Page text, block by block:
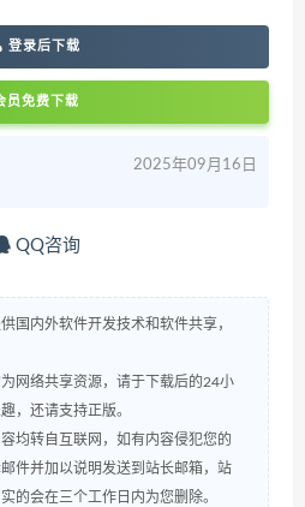
登录后下载
员免费下载
2025年09月16日
QQ咨询
国内外软件开发技术和软件共享，
网络共享资源，请于下载后的24小
，还请支持正版。
均转自互联网，如有内容侵犯您的
件并加以说明发送到站长邮箱，站
的会在三个工作日内为您删除。